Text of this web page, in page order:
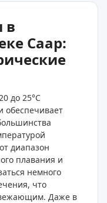
в
Саар:
до 25°C
обеспечивает
диапазон
плавания и
немного
что
Даже в